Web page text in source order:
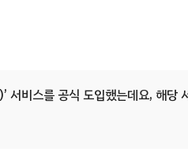
비스를 공식 도입했는데요, 해당